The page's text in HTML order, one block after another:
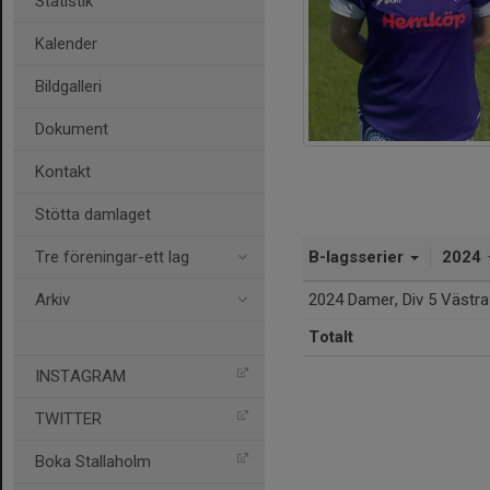
Kalender
Bildgalleri
Dokument
Kontakt
Stötta damlaget
Tre föreningar-ett lag
Arkiv
INSTAGRAM
TWITTER
Boka Stallaholm
B-lagsserier 2024
2024 Damer, Div 5 Västra
Totalt